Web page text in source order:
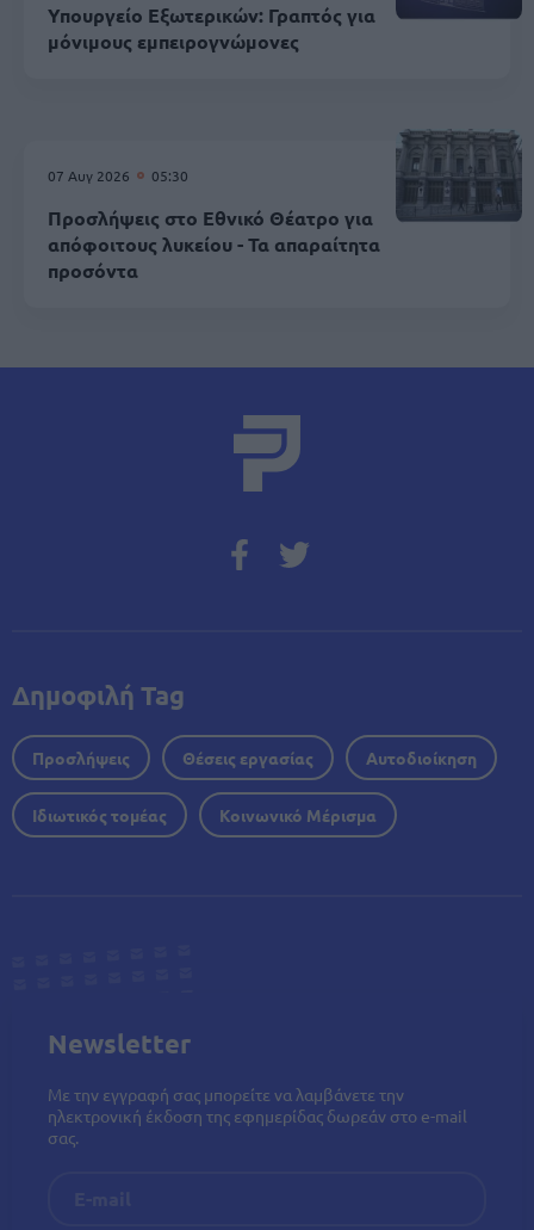
Υπουργείο Εξωτερικών: Γραπτός για
μόνιμους εμπειρογνώμονες
07 Αυγ 2026 05:30
Προσλήψεις στο Εθνικό Θέατρο για
απόφοιτους λυκείου - Τα απαραίτητα
προσόντα
Δημοφιλή Tag
Προσλήψεις Θέσεις εργασίας Αυτοδιοίκηση
Ιδιωτικός τομέας Κοινωνικό Μέρισμα
Newsletter
Με την εγγραφή σας μπορείτε να λαμβάνετε την
ηλεκτρονική έκδοση της εφημερίδας δωρεάν στο e-mail
σας.